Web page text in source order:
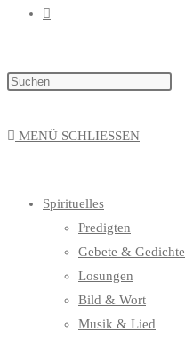
WEBSITE-
MENÜ SCHLIESSEN
Spirituelles
Predigten
Gebete & Gedichte
Losungen
Bild & Wort
Musik & Lied